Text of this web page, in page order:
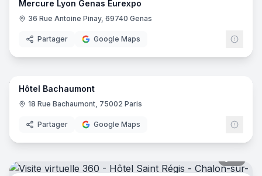
Mercure Lyon Genas Eurexpo
36 Rue Antoine Pinay, 69740 Genas
Partager Google Maps
10
Hôtel Bachaumont
18 Rue Bachaumont, 75002 Paris
Partager Google Maps